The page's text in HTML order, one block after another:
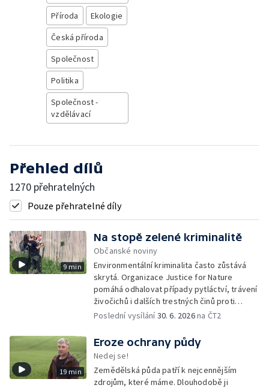
Příroda
Ekologie
Česká příroda
Společnost
Politika
Společnost -
vzdělávací
Přehled dílů
1270 přehratelných
Pouze přehratelné díly
9 min
Na stopě zelené kriminalitě
Občanské noviny
Environmentální kriminalita často zůstává
skrytá. Organizace Justice for Nature
pomáhá odhalovat případy pytláctví, trávení
živočichů i dalších trestných činů proti
přírodě. Dlouhodobým monitoringem a
pomoci při jejich vyšetřování.
Poslední vysílání30. 6. 2026na ČT2
19 min
Eroze ochrany půdy
Nedej se!
Zemědělská půda patří k nejcennějším
zdrojům, které máme. Dlouhodobě ji